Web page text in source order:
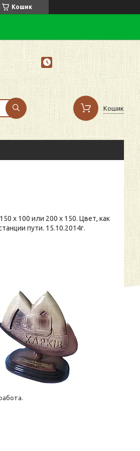
Кошик
Кошик
х 100 или 200 х 150. Цвет, как
пути. 15.10.2014г.